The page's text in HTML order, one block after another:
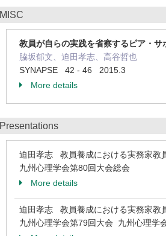
MISC
教員が自らの実践を省察するピア・
脇坂郁文、迫田孝志、高谷哲也
SYNAPSE 42 - 46 2015.3
More details
Presentations
迫田孝志 教員養成における実務家教
九州心理学会第80回大会総会
More details
迫田孝志 教員養成における実務家教
九州心理学会第79回大会 九州心理学